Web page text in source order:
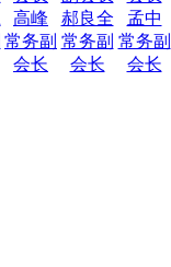
高峰
常务副
会长
郝良全
常务副
会长
孟中
常务副
会长